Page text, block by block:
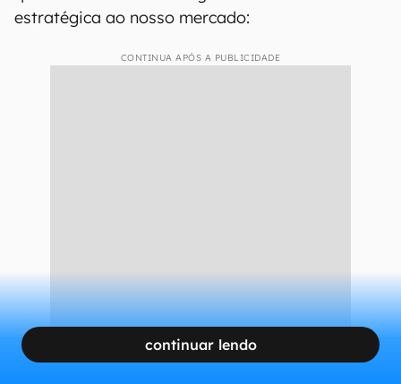
estratégica ao nosso mercado:
CONTINUA APÓS A PUBLICIDADE
continuar lendo